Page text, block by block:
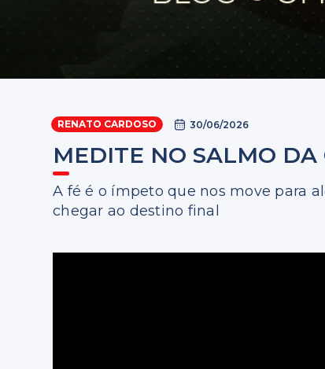
RENATO CARDOSO 30/06/2026
MEDITE NO SALMO
A fé é o ímpeto que nos move para
chegar ao destino final